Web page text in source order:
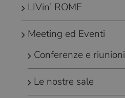
LIVin’ ROME
Meeting ed Eventi
Conferenze e riunioni
Le nostre sale